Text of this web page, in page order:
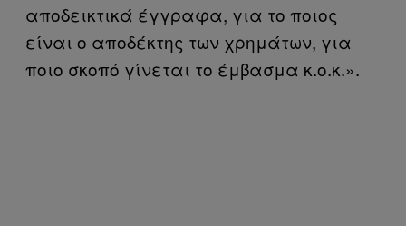
αποδεικτικά έγγραφα, για το ποιος
είναι ο αποδέκτης των χρημάτων, για
ποιο σκοπό γίνεται το έμβασμα κ.ο.κ.».